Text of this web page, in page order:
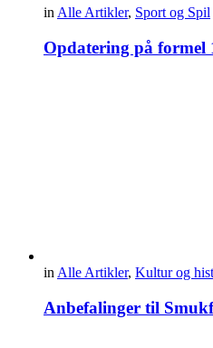
inAlle Artikler, Sport og Spil
Opdatering på formel
in Alle Artikler, Kultur og
Anbefalinger til